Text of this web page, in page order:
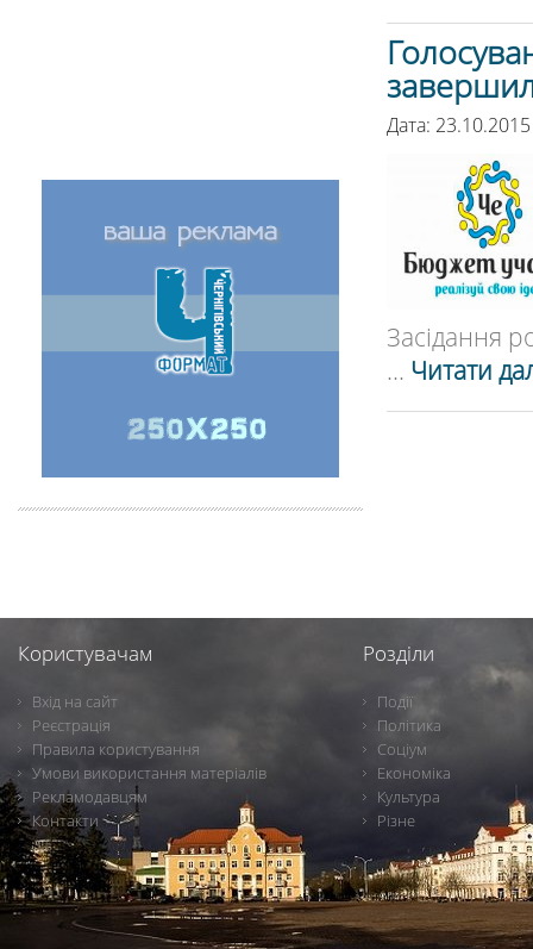
Дата:
Засідання
... Читати
Користувачам
Вхід на сайт
Реєстрація
Правила користування
Умови використання матеріалів
Рекламодавцям
Контакти
Розділи
Події
Політика
Соціум
Економіка
Культура
Різне